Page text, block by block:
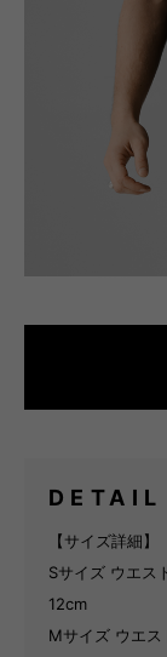
DETAIL
【サイズ詳細】
Sサイズ ウエ
12cm
Mサイズ ウエ